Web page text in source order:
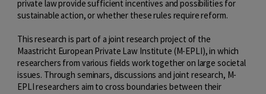
private law provide sufficient incentives and possibilities for
sustainable action, or whether these rules require reform.
This research is part of a joint research project of the
Maastricht European Private Law Institute (M-EPLI), in which
researchers from various fields work together on large societal
issues. Through seminars, discussions and joint research, M-
EPLI researchers aim to cross boundaries between their